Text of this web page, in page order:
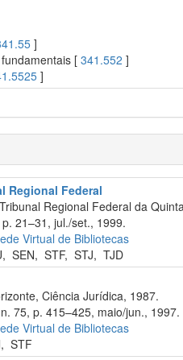
]
[341.552 ]
]
Regional Federal
Regional Federal da
21–31, jul./set., 1999.
Virtual de Bibliotecas
,SEN,STF,STJ,TJD
Ciência Jurídica, 1987.
75, p. 415–425, maio/jun., 1997.
Virtual de Bibliotecas
,STF